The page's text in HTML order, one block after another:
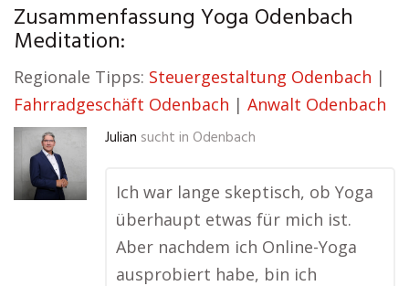
Zusammenfassung Yoga Odenbach
Meditation:
Regionale Tipps: Steuergestaltung Odenbach |
Fahrradgeschäft Odenbach | Anwalt Odenbach
Julian sucht in Odenbach
Ich war lange skeptisch, ob Yoga
überhaupt etwas für mich ist.
Aber nachdem ich Online-Yoga
ausprobiert habe, bin ich